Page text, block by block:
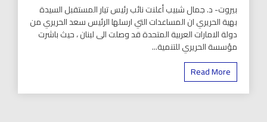
بيروت- د. جمال شبيب أعلنت نائب رئيس تيار المستقبل السيدة
بهية الحريري ان المساعدات التي ارسلها الرئيس سعد الحريري من
دولة الامارات العربية المتحدة قد وصلت الى لبنان ، حيث باشرت
مؤسسة الحريري للتنمية...
Read More